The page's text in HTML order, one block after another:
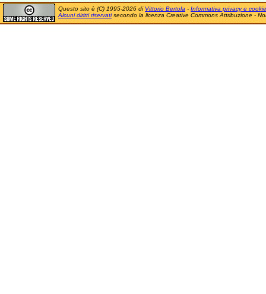
Questo sito è (C) 1995-2026 di Vittorio Bertola - Informativa privacy e cookie
Alcuni diritti riservatisecondo la licenza Creative Commons Attribuzione -